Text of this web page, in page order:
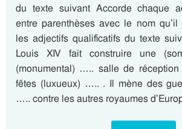
du texte suivant Accorde chaque
entre parenthèses avec le nom qu’il
les adjectifs qualificatifs du texte
Louis XIV fait construire une
(monumental) ….. salle de
fêtes (luxueux) ….. . Il mène des
….. contre les autres royaumes